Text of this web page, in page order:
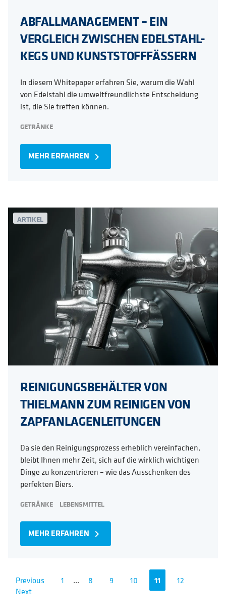
ABFALLMANAGEMENT – EIN
VERGLEICH ZWISCHEN EDELSTAHL-
KEGS UND KUNSTSTOFFFÄSSERN
In diesem Whitepaper erfahren Sie, warum die Wahl
von Edelstahl die umweltfreundlichste Entscheidung
ist, die Sie treffen können.
GETRÄNKE
MEHR ERFAHREN navigate_next
ARTIKEL
REINIGUNGSBEHÄLTER VON
THIELMANN ZUM REINIGEN VON
ZAPFANLAGENLEITUNGEN
Da sie den Reinigungsprozess erheblich vereinfachen,
bleibt Ihnen mehr Zeit, sich auf die wirklich wichtigen
Dinge zu konzentrieren – wie das Ausschenken des
perfekten Biers.
GETRÄNKE LEBENSMITTEL
MEHR ERFAHREN navigate_next
Previous 1 ... 8 9 10 11
12
Next